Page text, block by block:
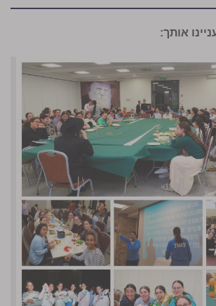
אותך: